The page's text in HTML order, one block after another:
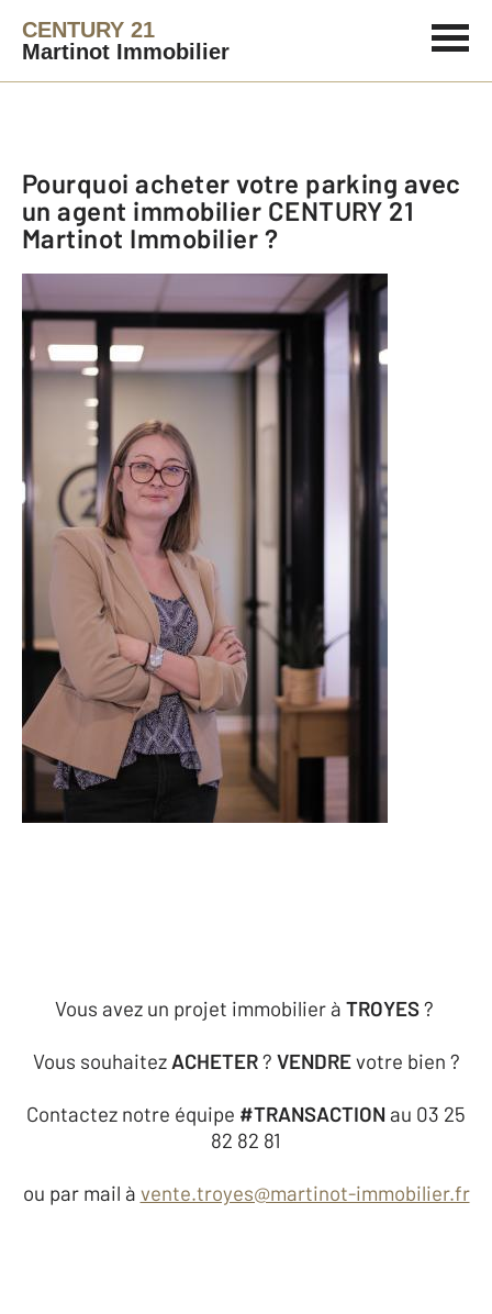
CENTURY 21
Martinot Immobilier
Pourquoi acheter votre parking avec
un agent immobilier CENTURY 21
Martinot Immobilier ?
Vous avez un projet immobilier à TROYES?
Vous souhaitez ACHETER? VENDREvotre bien ?
Contactez notre équipe #TRANSACTION au 03 25
82 82 81
ou par mail à vente.troyes@martinot-immobilier.fr